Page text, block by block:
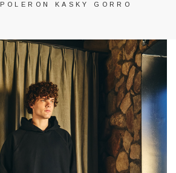
POLERON KASKY GORRO